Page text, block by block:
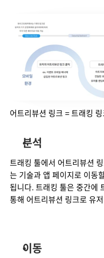
어트리뷰션 링크 = 트래킹
분석
트래킹 툴에서 어트리뷰션
는 기술과 앱 페이지로 이동
됩니다. 트래킹 툴은 중간에
통해 어트리뷰션 링크로 유
이동